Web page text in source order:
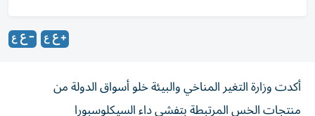
أكدت وزارة التغير المناخي والبيئة خلو أسواق الدولة من
منتجات الخس المرتبطة بتفشي داء السيكلوسبورا